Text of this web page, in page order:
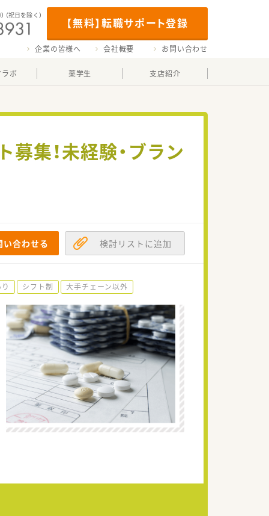
【無料】転職サポート登録
（祝日を除く）
企業の皆様へ 会社概要 お問い合わせ
ボ 薬学生 支店紹介
集！未経験・ブラン
い合わせる 検討リストに追加
シフト制 大手チェーン以外